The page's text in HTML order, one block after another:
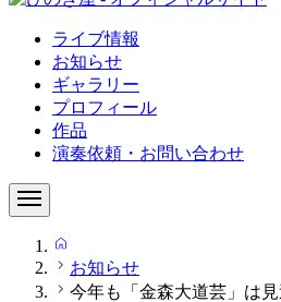
ライブ情報
お知らせ
ギャラリー
プロフィール
作品
演奏依頼・お問い合わせ
お知らせ
今年も「金森大道芸」は見